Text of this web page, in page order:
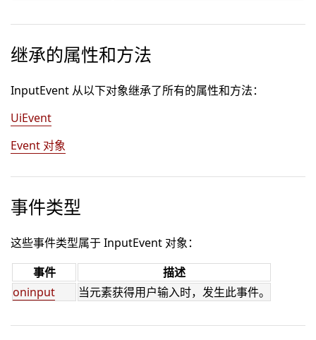
继承的属性和方法
InputEvent 从以下对象继承了所有的属性和方法：
UiEvent
Event 对象
事件类型
这些事件类型属于 InputEvent 对象：
事件
描述
oninput
当元素获得用户输入时，发生此事件。